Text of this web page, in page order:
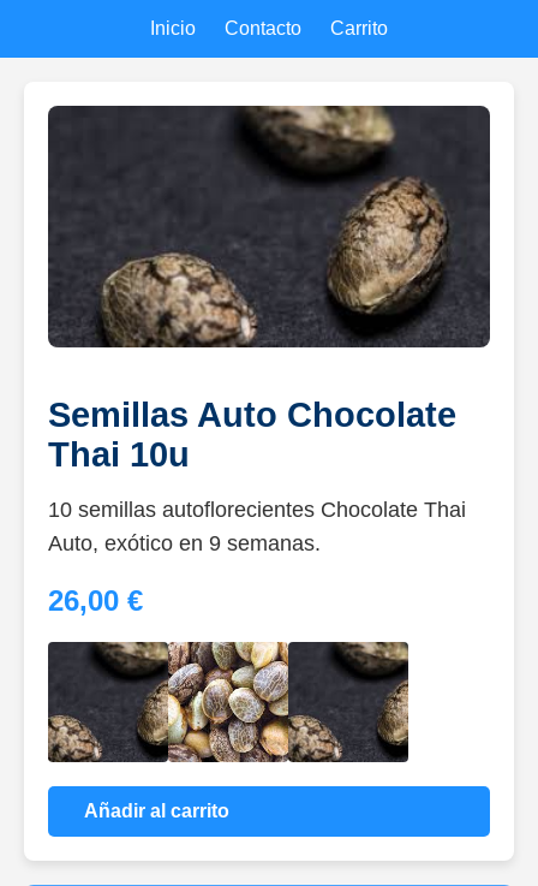
Inicio Contacto Carrito
Semillas Auto Chocolate
Thai 10u
10 semillas autoflorecientes Chocolate Thai
Auto, exótico en 9 semanas.
26,00 €
Añadir al carrito